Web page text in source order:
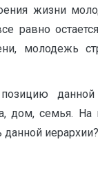
жизни
равно
молодежь
дом, семья.